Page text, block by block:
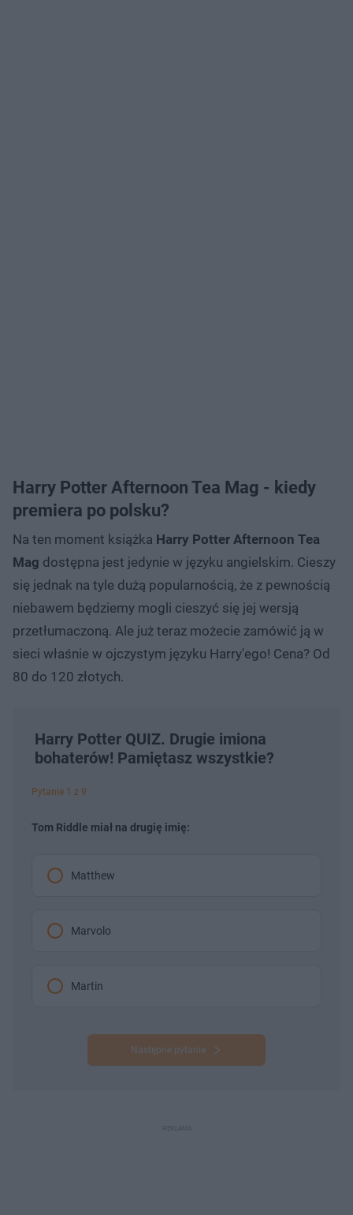
Harry Potter Afternoon Tea Mag - kiedy
premiera po polsku?
Na ten moment książka Harry Potter Afternoon Tea
Mag dostępna jest jedynie w języku angielskim. Cieszy
się jednak na tyle dużą popularnością, że z pewnością
niebawem będziemy mogli cieszyć się jej wersją
przetłumaczoną. Ale już teraz możecie zamówić ją w
sieci właśnie w ojczystym języku Harry'ego! Cena? Od
80 do 120 złotych.
Harry Potter QUIZ. Drugie imiona
bohaterów! Pamiętasz wszystkie?
Pytanie 1 z 9
Tom Riddle miał na drugię imię:
Matthew
Marvolo
Martin
Następne pytanie